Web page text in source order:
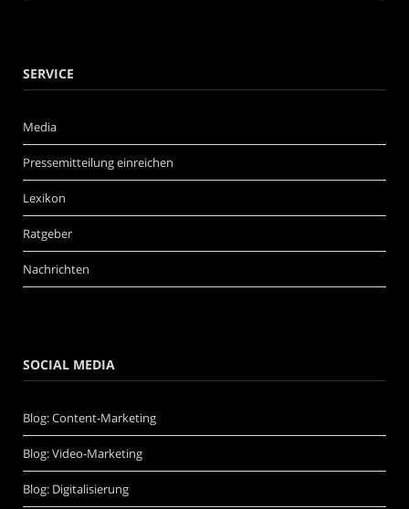
SERVICE
Media
Pressemitteilung einreichen
Lexikon
Ratgeber
Nachrichten
SOCIAL MEDIA
Blog: Content-Marketing
Blog: Video-Marketing
Blog: Digitalisierung